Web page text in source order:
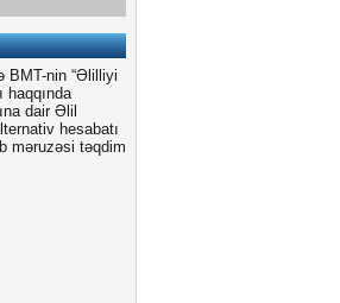
BMT-nin “Əlilliyi
haqqında
dair Əlil
hesabatı
məruzəsi təqdim